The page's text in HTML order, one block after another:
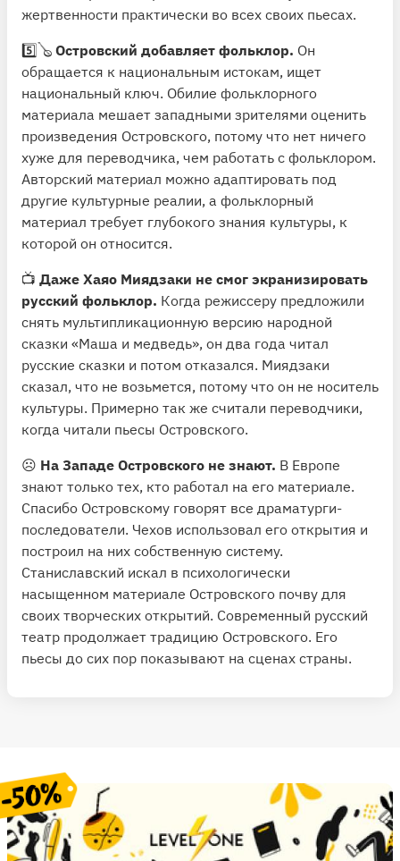
жертвенности практически во всех своих пьесах.
5️⃣🪕 Островский добавляет фольклор. Он
обращается к национальным истокам, ищет
национальный ключ. Обилие фольклорного
материала мешает западными зрителями оценить
произведения Островского, потому что нет ничего
хуже для переводчика, чем работать с фольклором.
Авторский материал можно адаптировать под
другие культурные реалии, а фольклорный
материал требует глубокого знания культуры, к
которой он относится.
📺 Даже Хаяо Миядзаки не смог экранизировать
русский фольклор. Когда режиссеру предложили
снять мультипликационную версию народной
сказки «Маша и медведь», он два года читал
русские сказки и потом отказался. Миядзаки
сказал, что не возьмется, потому что он не носитель
культуры. Примерно так же считали переводчики,
когда читали пьесы Островского.
☹️ На Западе Островского не знают. В Европе
знают только тех, кто работал на его материале.
Спасибо Островскому говорят все драматурги-
последователи. Чехов использовал его открытия и
построил на них собственную систему.
Станиславский искал в психологически
насыщенном материале Островского почву для
своих творческих открытий. Современный русский
театр продолжает традицию Островского. Его
пьесы до сих пор показывают на сценах страны.